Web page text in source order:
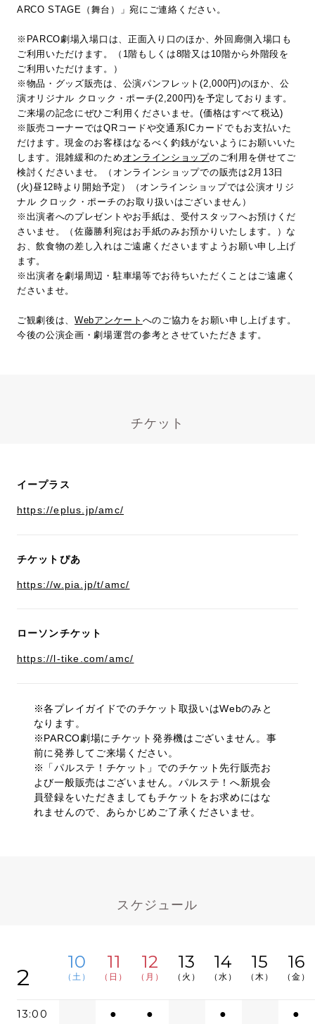
ARCO STAGE（舞台）」宛にご連絡ください。
※PARCO劇場入場口は、正面入り口のほか、外回廊側入場口も
ご利用いただけます。（1階もしくは8階又は10階から外階段を
ご利用いただけます。）
※物品・グッズ販売は、公演パンフレット(2,000円)のほか、公
演オリジナル クロック・ポーチ(2,200円)を予定しております。
ご来場の記念にぜひご利用くださいませ。(価格はすべて税込)
※販売コーナーではQRコードや交通系ICカードでもお支払いた
だけます。現金のお客様はなるべく釣銭がないようにお願いいた
します。混雑緩和のため オンラインショップのご利用を併せてご
検討くださいませ。（オンラインショップでの販売は2月13日
(火)昼12時より開始予定）（オンラインショップでは公演オリジ
ナル クロック・ポーチのお取り扱いはございません）
※出演者へのプレゼントやお手紙は、受付スタッフへお預けくだ
さいませ。（佐藤勝利宛はお手紙のみお預かりいたします。）な
お、飲食物の差し入れはご遠慮くださいますようお願い申し上げ
ます。
※出演者を劇場周辺・駐車場等でお待ちいただくことはご遠慮く
ださいませ。
ご観劇後は、Webアンケート へのご協力をお願い申し上げます。
今後の公演企画・劇場運営の参考とさせていただきます。
チケット
イープラス
https://eplus.jp/amc/
チケットぴあ
https://w.pia.jp/t/amc/
ローソンチケット
https://l-tike.com/amc/
※各プレイガイドでのチケット取扱いはWebのみと
なります。
※PARCO劇場にチケット発券機はございません。事
前に発券してご来場ください。
※「パルステ！チケット」でのチケット先行販売お
よび一般販売はございません。パルステ！へ新規会
員登録をいただきましてもチケットをお求めにはな
れませんので、あらかじめご了承くださいませ。
スケジュール
2
10
（土）
11
（日）
12
（月）
13
（火）
14
（水）
15
（木）
16
（金）
13:00 ● ● ● ●